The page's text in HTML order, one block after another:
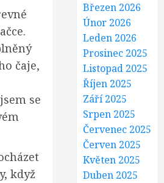
čaje,
se
když
Březen 2026
Únor 2026
Leden 2026
Prosinec 2025
Listopad 2025
Říjen 2025
Září 2025
Srpen 2025
Červenec 2025
Červen 2025
Květen 2025
Duben 2025